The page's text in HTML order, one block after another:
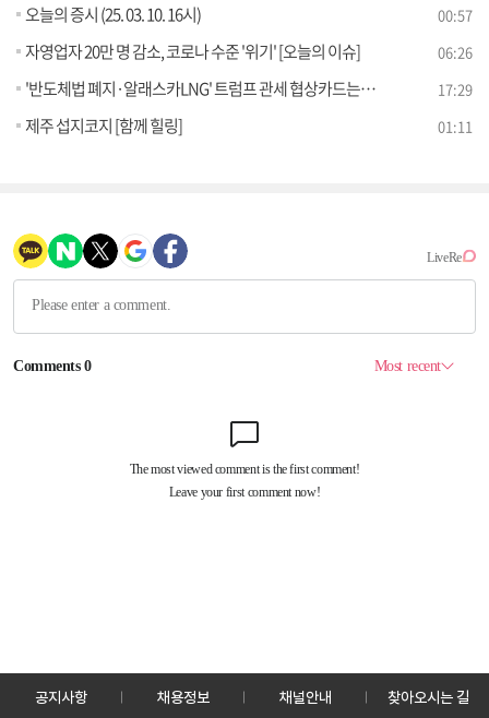
오늘의 증시 (25. 03. 10. 16시) 00:57
자영업자 20만 명 감소, 코로나 수준 '위기' [오늘의 이슈] 06:26
'반도체법 폐지·알래스카LNG' 트럼프 관세 협상카드는? [경제&이슈] 17:29
제주 섭지코지 [함께 힐링] 01:11
공지사항 채용정보 채널안내 찾아오시는 길